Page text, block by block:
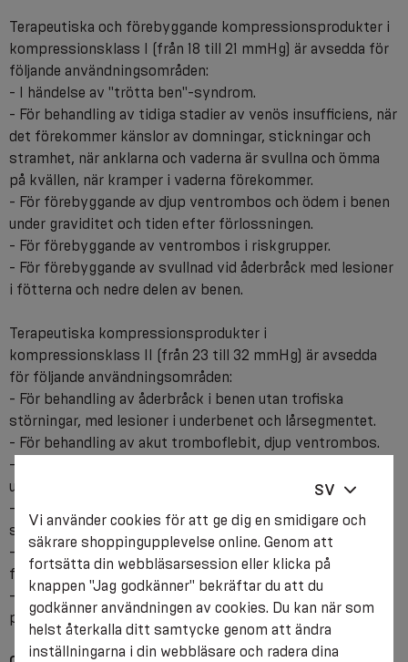
Terapeutiska och förebyggande kompressionsprodukter i
kompressionsklass I (från 18 till 21 mmHg) är avsedda för
följande användningsområden:
- I händelse av "trötta ben"-syndrom.
- För behandling av tidiga stadier av venös insufficiens, när
det förekommer känslor av domningar, stickningar och
stramhet, när anklarna och vaderna är svullna och ömma
på kvällen, när kramper i vaderna förekommer.
- För förebyggande av djup ventrombos och ödem i benen
under graviditet och tiden efter förlossningen.
- För förebyggande av ventrombos i riskgrupper.
- För förebyggande av svullnad vid åderbråck med lesioner
i fötterna och nedre delen av benen.
Terapeutiska kompressionsprodukter i
kompressionsklass II (från 23 till 32 mmHg) är avsedda
för följande användningsområden:
- För behandling av åderbråck i benen utan trofiska
störningar, med lesioner i underbenet och lårsegmentet.
- För behandling av akut tromboflebit, djup ventrombos.
- För att förhindra svullnad vid åderbråck med lesioner i
underbenet och lårsegmentet.
- För behandling och förebyggande av posttrombotiskt
syndrom.
- Före och efter skleroterapi, flebektomi och under
förberedelserna för dessa.
- Vid andra typer av kirurgisk behandling, vid
posttraumatiskt ödem.
SV
Vi använder cookies för att ge dig en smidigare och
säkrare shoppingupplevelse online. Genom att
fortsätta din webbläsarsession eller klicka på
knappen "Jag godkänner" bekräftar du att du
godkänner användningen av cookies. Du kan när som
helst återkalla ditt samtycke genom att ändra
inställningarna i din webbläsare och radera dina